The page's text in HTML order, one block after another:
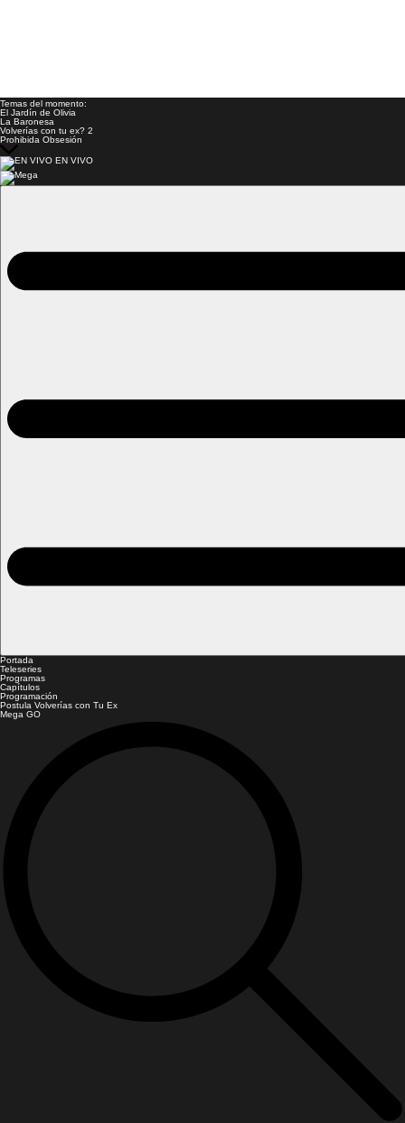
Temas del momento:
El Jardín de Olivia
La Baronesa
Volverías con tu ex? 2
Prohibida Obsesión
EN VIVO
Portada
Teleseries
Programas
Capítulos
Programación
Postula Volverías con Tu Ex
Mega GO